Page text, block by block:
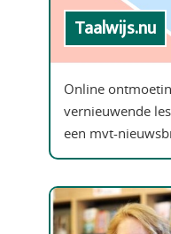
Taalwijs.nu
Online
vernieuwende
een mvt-